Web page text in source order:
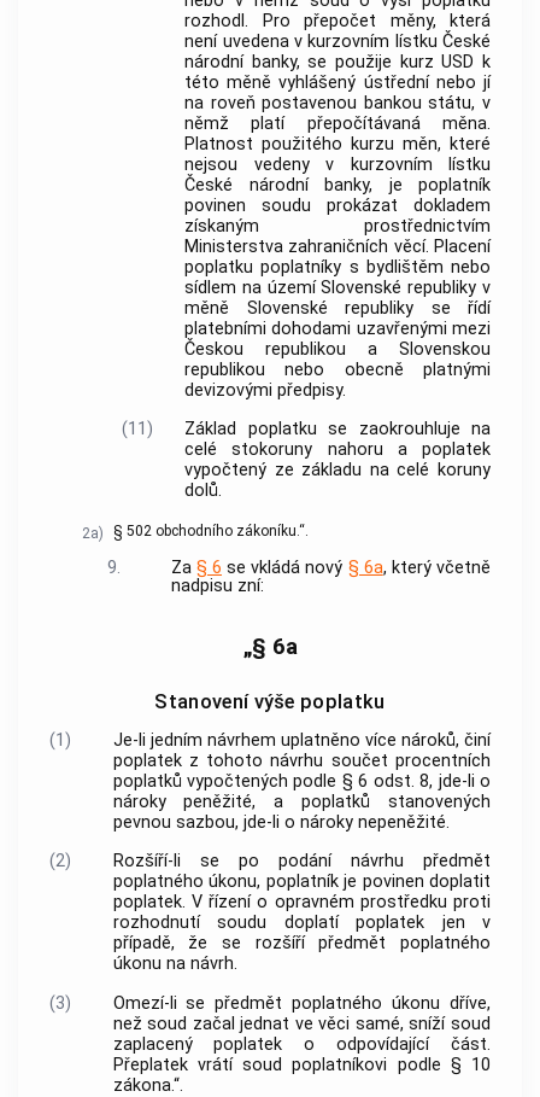
rozhodl. Pro přepočet měny, která
není uvedena v kurzovním lístku České
národní banky, se použije kurz USD k
této měně vyhlášený ústřední nebo jí
na roveň postavenou bankou státu, v
němž platí přepočítávaná měna.
Platnost použitého kurzu měn, které
nejsou vedeny v kurzovním lístku
České národní banky, je poplatník
povinen soudu prokázat dokladem
získaným prostřednictvím
Ministerstva zahraničních věcí. Placení
poplatku poplatníky s bydlištěm nebo
sídlem na území Slovenské republiky v
měně Slovenské republiky se řídí
platebními dohodami uzavřenými mezi
Českou republikou a Slovenskou
republikou nebo obecně platnými
devizovými předpisy.
(11)
Základ poplatku se zaokrouhluje na
celé stokoruny nahoru a poplatek
vypočtený ze základu na celé koruny
dolů.
2a) § 502 obchodního zákoníku.“.
9. Za § 6 se vkládá nový § 6a, který včetně
nadpisu zní:
„§ 6a
Stanovení výše poplatku
(1)
Je-li jedním návrhem uplatněno více nároků, činí
poplatek z tohoto návrhu součet procentních
poplatků vypočtených podle § 6 odst. 8, jde-li o
nároky peněžité, a poplatků stanovených
pevnou sazbou, jde-li o nároky nepeněžité.
(2)
Rozšíří-li se po podání návrhu předmět
poplatného úkonu, poplatník je povinen doplatit
poplatek. V řízení o opravném prostředku proti
rozhodnutí soudu doplatí poplatek jen v
případě, že se rozšíří předmět poplatného
úkonu na návrh.
(3)
Omezí-li se předmět poplatného úkonu dříve,
než soud začal jednat ve věci samé, sníží soud
zaplacený poplatek o odpovídající část.
Přeplatek vrátí soud poplatníkovi podle § 10
zákona.“.